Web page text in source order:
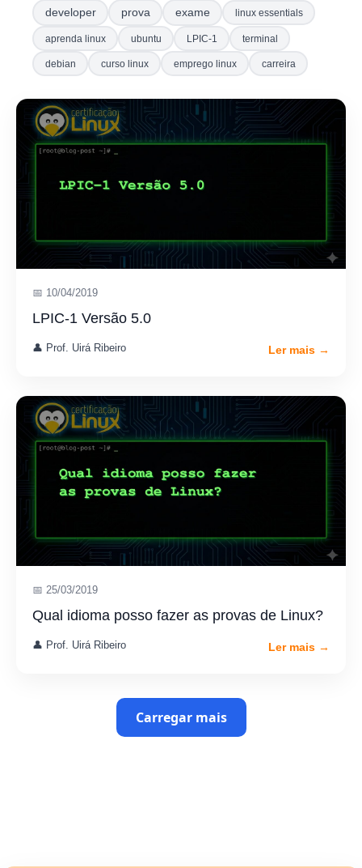
developer prova exame linux essentials
aprenda linux ubuntu LPIC-1 terminal
debian curso linux emprego linux carreira
📅 10/04/2019
LPIC-1 Versão 5.0
👤 Prof. Uirá Ribeiro Ler mais →
📅 25/03/2019
Qual idioma posso fazer as provas de Linux?
👤 Prof. Uirá Ribeiro Ler mais →
Carregar mais